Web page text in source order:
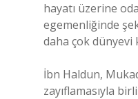
hayatı üzerine
egemenliğinde
daha çok dünyevi
İbn Haldun,
zayıflamasıyla